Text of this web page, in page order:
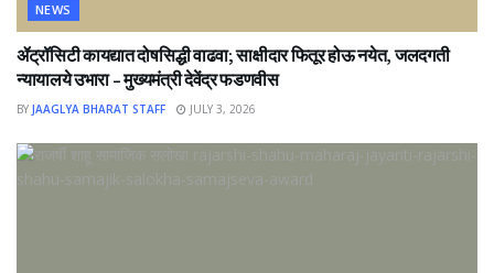
NEWS
ॲट्रॉसिटी कायद्यात दोषसिद्धी वाढवा; साक्षीदार फितूर होऊ नयेत, जलदगती
न्यायालये उभारा – मुख्यमंत्री देवेंद्र फडणवीस
BY JAAGLYA BHARAT STAFF JULY 3, 2026